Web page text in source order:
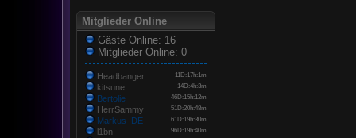
Mitglieder Online
Gäste Online: 16
Mitglieder Online: 0
Headbanger 11D:17h:1m
kitsune 14D:4h:3m
Bertolie 46D:15h:12m
HerrSammy 51D:20h:48m
Markus_DE 61D:19h:30m
l1bn 96D:19h:40m